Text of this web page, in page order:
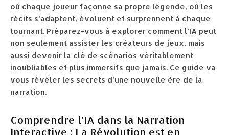
où chaque joueur façonne sa propre légende, où les
récits s’adaptent, évoluent et surprennent à chaque
tournant. Préparez-vous à explorer comment l’IA peut
non seulement assister les créateurs de jeux, mais
aussi devenir la clé de scénarios véritablement
inoubliables et plus immersifs que jamais. Ce guide va
vous révéler les secrets d’une nouvelle ère de la
narration.
Comprendre l’IA dans la Narration
Interactive : La Révolution est en